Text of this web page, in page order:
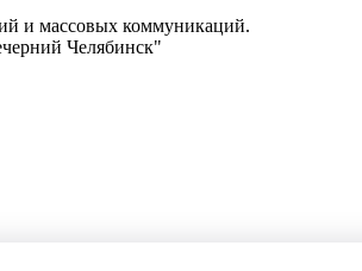
и массовых коммуникаций.
Челябинск"